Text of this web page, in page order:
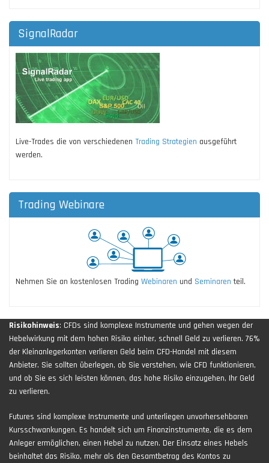
SignalRadar
Live-Trades die von verschiedenen Trading Strategien ausgeführt
werden.
Trading Webinare
Nehmen Sie an kostenlosen Trading Webinaren und Seminaren teil.
Risikohinweis: CFDs sind komplexe Instrumente und gehen wegen der
Hebelwirkung mit dem hohen Risiko einher, schnell Geld zu verlieren. 76%
der Kleinanlegerkonten verlieren Geld beim CFD-Handel mit diesem
Anbieter. Sie sollten überlegen, ob Sie verstehen, wie CFD funktionieren,
und ob Sie es sich leisten können, das hohe Risiko einzugehen, Ihr Geld
zu verlieren.
Futures sind komplexe Instrumente und unterliegen unvorhersehbaren
Kursschwankungen. Es handelt sich um Finanzinstrumente, die es dem
Anleger ermöglichen, einen Hebel zu nutzen. Der Einsatz eines Hebels
beinhaltet das Risiko, mehr als den Gesamtbetrag des Kontos zu